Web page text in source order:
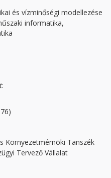
és vízminőségi modellezése
informatika,
:
Környezetmérnöki Tanszék
Tervező Vállalat